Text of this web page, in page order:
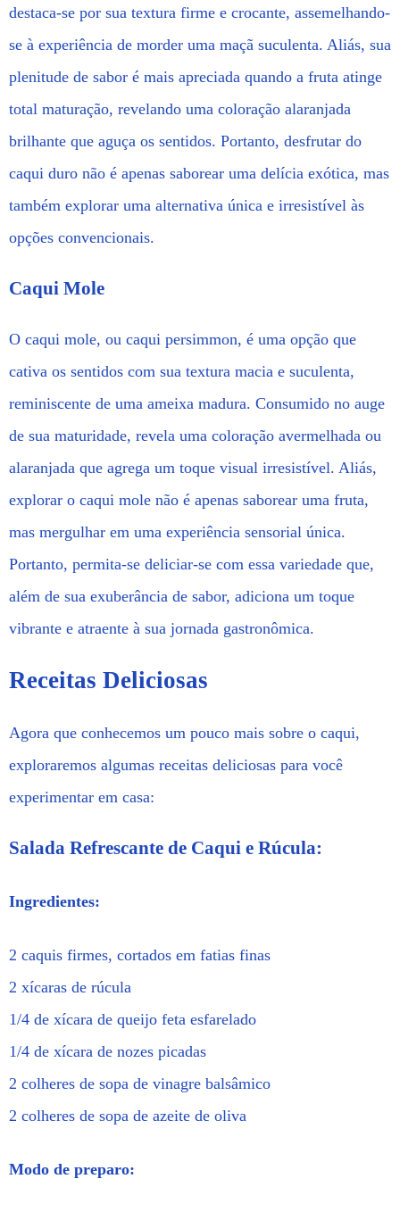
destaca-se por sua textura firme e crocante, assemelhando-
se à experiência de morder uma maçã suculenta. Aliás, sua
plenitude de sabor é mais apreciada quando a fruta atinge
total maturação, revelando uma coloração alaranjada
brilhante que aguça os sentidos. Portanto, desfrutar do
caqui duro não é apenas saborear uma delícia exótica, mas
também explorar uma alternativa única e irresistível às
opções convencionais.
Caqui Mole
O caqui mole, ou caqui persimmon, é uma opção que
cativa os sentidos com sua textura macia e suculenta,
reminiscente de uma ameixa madura. Consumido no auge
de sua maturidade, revela uma coloração avermelhada ou
alaranjada que agrega um toque visual irresistível. Aliás,
explorar o caqui mole não é apenas saborear uma fruta,
mas mergulhar em uma experiência sensorial única.
Portanto, permita-se deliciar-se com essa variedade que,
além de sua exuberância de sabor, adiciona um toque
vibrante e atraente à sua jornada gastronômica.
Receitas Deliciosas
Agora que conhecemos um pouco mais sobre o caqui,
exploraremos algumas receitas deliciosas para você
experimentar em casa:
Salada Refrescante de Caqui e Rúcula:
Ingredientes:
2 caquis firmes, cortados em fatias finas
2 xícaras de rúcula
1/4 de xícara de queijo feta esfarelado
1/4 de xícara de nozes picadas
2 colheres de sopa de vinagre balsâmico
2 colheres de sopa de azeite de oliva
Modo de preparo: